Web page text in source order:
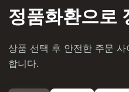
정품화환으로
상품 선택 후 안전한 주문
합니다.